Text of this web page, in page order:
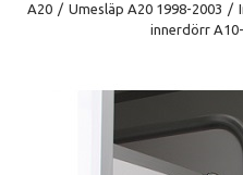
A20 / Umesläp A20 1998-2003 /
innerdörr